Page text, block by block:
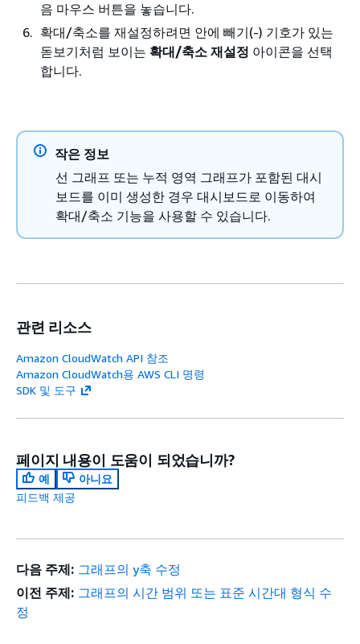
음 마우스 버튼을 놓습니다.
확대/축소를 재설정하려면 안에 빼기(-) 기호가 있는
돋보기처럼 보이는 확대/축소 재설정 아이콘을 선택
합니다.
작은 정보
선 그래프 또는 누적 영역 그래프가 포함된 대시
보드를 이미 생성한 경우 대시보드로 이동하여
확대/축소 기능을 사용할 수 있습니다.
관련 리소스
Amazon CloudWatch API 참조
Amazon CloudWatch용 AWS CLI 명령
SDK 및 도구
페이지 내용이 도움이 되었습니까?
예
아니요
피드백 제공
다음 주제: 그래프의 y축 수정
이전 주제: 그래프의 시간 범위 또는 표준 시간대 형식 수
정